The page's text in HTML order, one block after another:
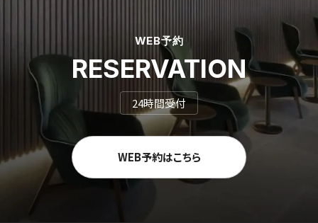
WEB予約
RESERVATION
24時間受付
WEB予約はこちら